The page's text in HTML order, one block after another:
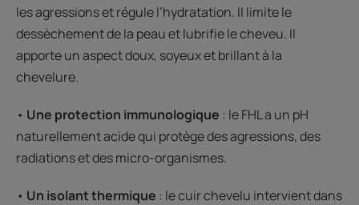
les agressions et régule l’hydratation. Il limite le
dessèchement de la peau et lubrifie le cheveu. Il
apporte un aspect doux, soyeux et brillant à la
chevelure.
• Une protection immunologique : le FHL a un pH
naturellement acide qui protège des agressions, des
radiations et des micro-organismes.
• Un isolant thermique : le cuir chevelu intervient dans